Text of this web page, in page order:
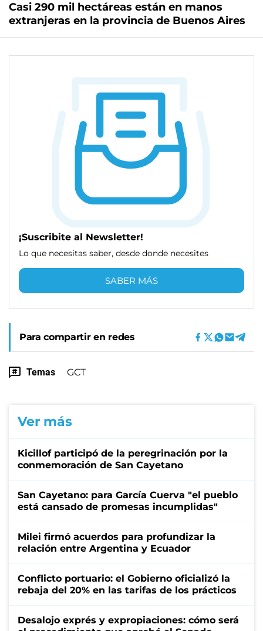
Casi 290 mil hectáreas están en manos
extranjeras en la provincia de Buenos Aires
¡Suscribite al Newsletter!
Lo que necesitas saber, desde donde necesites
SABER MÁS
Para compartir en redes
Temas GCT
Ver más
Kicillof participó de la peregrinación por la
conmemoración de San Cayetano
San Cayetano: para García Cuerva "el pueblo
está cansado de promesas incumplidas"
Milei firmó acuerdos para profundizar la
relación entre Argentina y Ecuador
Conflicto portuario: el Gobierno oficializó la
rebaja del 20% en las tarifas de los prácticos
Desalojo exprés y expropiaciones: cómo será